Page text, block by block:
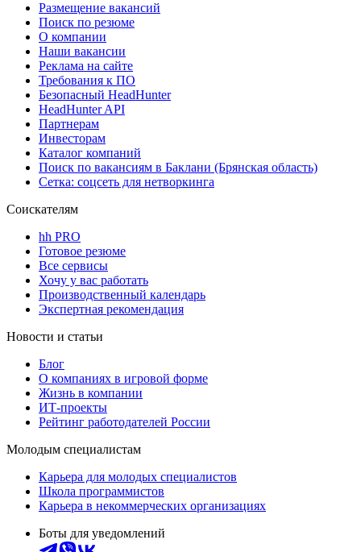
Размещение вакансий
Поиск по резюме
О компании
Наши вакансии
Реклама на сайте
Требования к ПО
Безопасный HeadHunter
HeadHunter API
Партнерам
Инвесторам
Каталог компаний
Поиск по вакансиям в Баклани (Брянская область)
Сетка: соцсеть для нетворкинга
Соискателям
hh PRO
Готовое резюме
Все сервисы
Хочу у вас работать
Производственный календарь
Экспертная рекомендация
Новости и статьи
Блог
О компаниях в игровой форме
Жизнь в компании
ИТ-проекты
Рейтинг работодателей России
Молодым специалистам
Карьера для молодых специалистов
Школа программистов
Карьера в некоммерческих организациях
Боты для уведомлений